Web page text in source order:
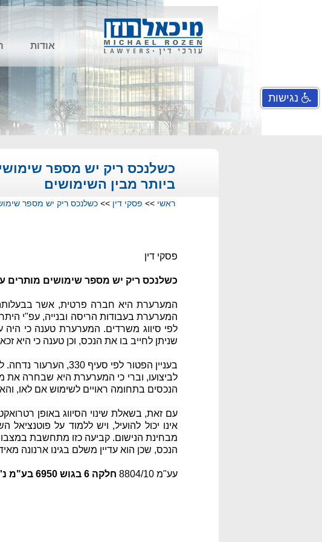
אודות
כשלנכס ריק יש מספר
ביותר מבין השימושים
ראשי >> פסקי דין >> כשלנכס ריק יש מספר
פסקי דין
כשלנכס ריק יש מספר שימושים מותרים על
המערערת היא חברה פרטית, אשר בבעלותה
המערערת בעבודות הריסה ובנייה, עפ"י
לפי סיווג משרדים. המערערת טענה כי היה
שניתן לחייב בו את הנכס, וכן טענה כי היא זכאית
בעניין הפטור לפי
לביצועו, וברי כי המערערת היא שבחרה את
הנכסים בתחומה ראויים לשימוש אם לאו, והאחריות
עם זאת, בשאלת שינוי הסיווג באופן
אינו יכול להועיל, ויש ללמוד על
מבחינת הנישום. קביעה כזו מתחשבת במצבו
הנכס, שכן הוא עדיין משלם בגינו ארנונה
עע"מ 8804/10 חלקה 6 בגוש 6950 בע"מ נ' עיריית תל אביב-יפו
נגישות